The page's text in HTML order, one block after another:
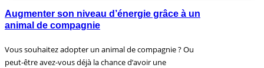
Augmenter son niveau d’énergie grâce à un
animal de compagnie
Vous souhaitez adopter un animal de compagnie ? Ou
peut-être avez-vous déjà la chance d’avoir une